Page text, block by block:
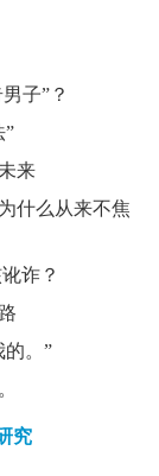
子”？
”
来
什么从来不焦
诈？
的。”
究